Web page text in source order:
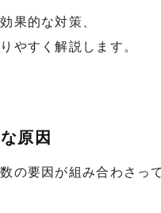
果的な対策、
やすく解説します。
原因
の要因が組み合わさっ